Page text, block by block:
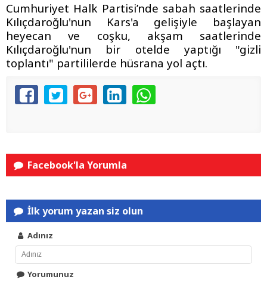
Cumhuriyet Halk Partisi’nde sabah saatlerinde
Kılıçdaroğlu'nun Kars'a gelişiyle başlayan
heyecan ve coşku, akşam saatlerinde
Kılıçdaroğlu'nun bir otelde yaptığı "gizli
toplantı" partililerde hüsrana yol açtı.
Facebook'la Yorumla
İlk yorum yazan siz olun
Adınız
Yorumunuz